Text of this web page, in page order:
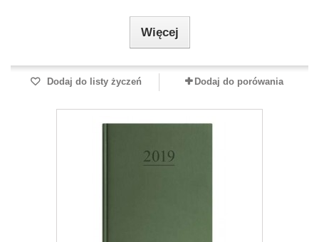
Więcej
Dodaj do listy życzeń Dodaj do porówania